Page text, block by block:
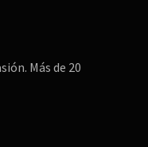
Más de 20